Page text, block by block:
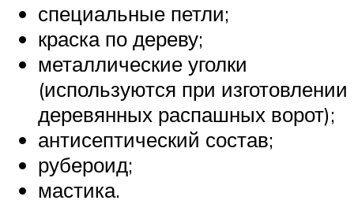
специальные петли;
краска по дереву;
металлические уголки
(используются при изготовлении
деревянных распашных ворот);
антисептический состав;
рубероид;
мастика.